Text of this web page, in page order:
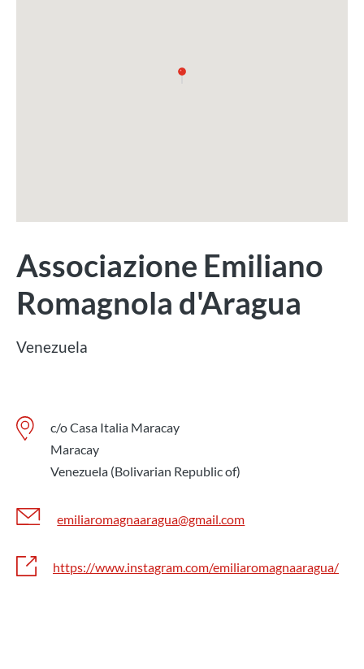
Associazione Emiliano
Romagnola d'Aragua
Venezuela
c/o Casa Italia Maracay
Maracay
Venezuela (Bolivarian Republic of)
emiliaromagnaaragua@gmail.com
https://www.instagram.com/emiliaromagnaaragua/